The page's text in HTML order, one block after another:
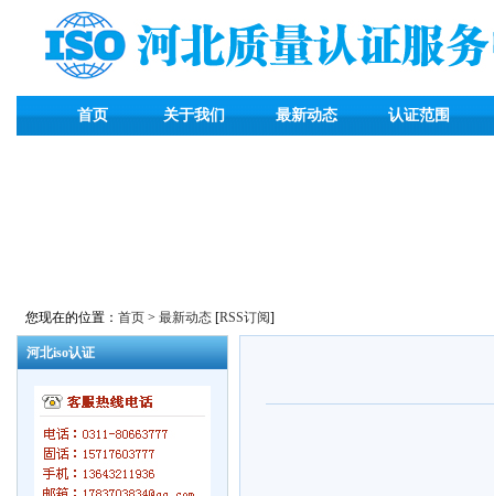
首页 关于我们 最新动态 认证范围
您现在的位置： 首页 > 最新动态 [RSS订阅]
河北iso认证